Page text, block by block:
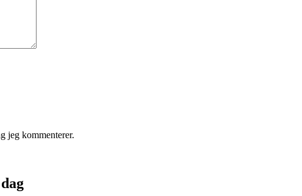
jeg kommenterer.